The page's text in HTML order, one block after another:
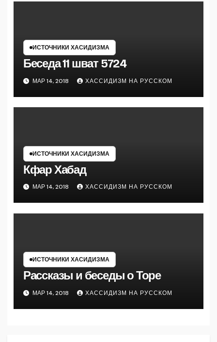
ИСТОЧНИКИ ХАСИДИЗМА
Беседа 11 шват 5724
МАР 14, 2018 ХАССИДИЗМ НА РУССКОМ
ИСТОЧНИКИ ХАСИДИЗМА
Кфар Хабад
МАР 14, 2018 ХАССИДИЗМ НА РУССКОМ
ИСТОЧНИКИ ХАСИДИЗМА
Рассказы и беседы о Торе
МАР 14, 2018 ХАССИДИЗМ НА РУССКОМ